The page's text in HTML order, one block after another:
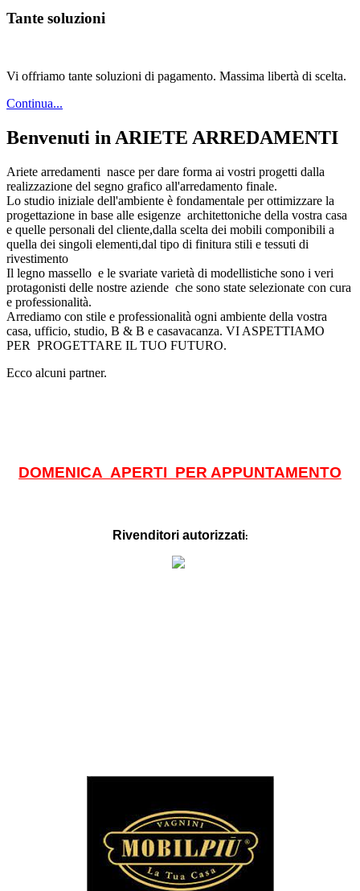
Tante soluzioni
Vi offriamo tante soluzioni di pagamento. Massima libertà di scelta.
Continua...
Benvenuti in ARIETE ARREDAMENTI
Ariete arredamenti nasce per dare forma ai vostri progetti dalla
realizzazione del segno grafico all'arredamento finale.
Lo studio iniziale dell'ambiente è fondamentale per ottimizzare la
progettazione in base alle esigenze architettoniche della vostra casa
e quelle personali del cliente,dalla scelta dei mobili componibili a
quella dei singoli elementi,dal tipo di finitura stili e tessuti di
rivestimento
Il legno massello e le svariate varietà di modellistiche sono i veri
protagonisti delle nostre aziende che sono state selezionate con cura
e professionalità.
Arrediamo con stile e professionalità ogni ambiente della vostra
casa, ufficio, studio, B & B e casavacanza. VI ASPETTIAMO
PER PROGETTARE IL TUO FUTURO.
Ecco alcuni partner.
DOMENICA APERTI PER APPUNTAMENTO
Rivenditori autorizzati: